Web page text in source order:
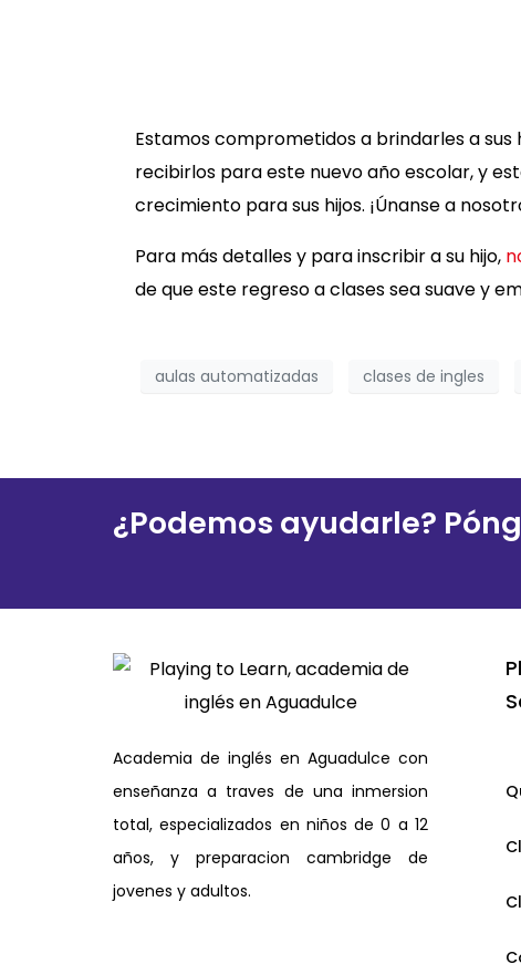
Estamos comprometidos a brindarles a sus
recibirlos para este nuevo año escolar, y
crecimiento para sus hijos. ¡Únanse a
Para más detalles y para inscribir a su hijo,
de que este regreso a clases sea suave y
aulas automatizadas clases de ingles
¿Podemos ayudarle?
Academia de inglés en Aguadulce con
enseñanza a traves de una inmersion
total, especializados en niños de 0 a 12
años, y preparacion cambridge de
jovenes y adultos.